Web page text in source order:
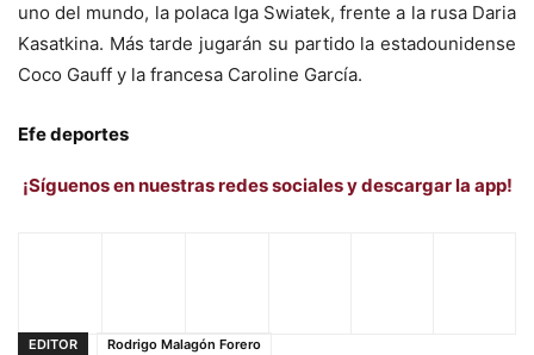
uno del mundo, la polaca Iga Swiatek, frente a la rusa Daria
Kasatkina. Más tarde jugarán su partido la estadounidense
Coco Gauff y la francesa Caroline García.
Efe deportes
¡Síguenos en nuestras redes sociales y descargar la app!
EDITOR
Rodrigo Malagón Forero